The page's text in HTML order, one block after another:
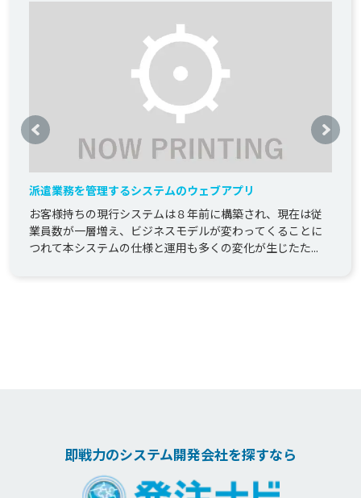
派遣業務を管理するシステムのウェブアプリ​
お客様持ちの現行システムは８年前に構築され、現在は従
業員数が一層増え、ビジネスモデルが変わってくることに
つれて本システムの仕様と運用も多くの変化が生じたた...
即戦力のシステム開発会社を探すなら